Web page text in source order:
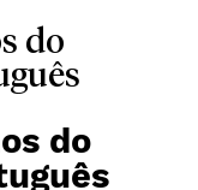
do
do